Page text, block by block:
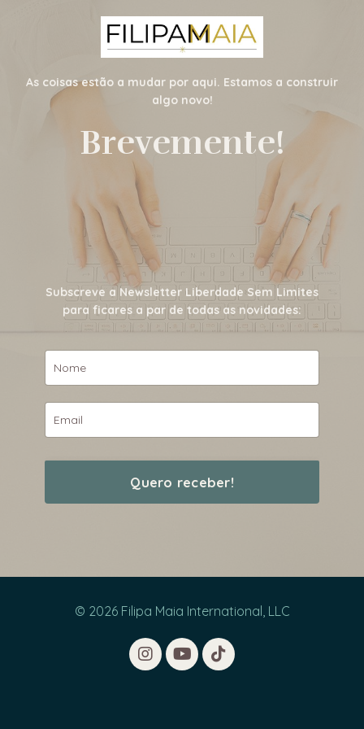
As coisas estão a mudar por aqui. Estamos a construir
algo novo!
Brevemente!
Subscreve a Newsletter Liberdade Sem Limites
para ficares a par de todas as novidades:
Quero receber!
© 2026 Filipa Maia International, LLC